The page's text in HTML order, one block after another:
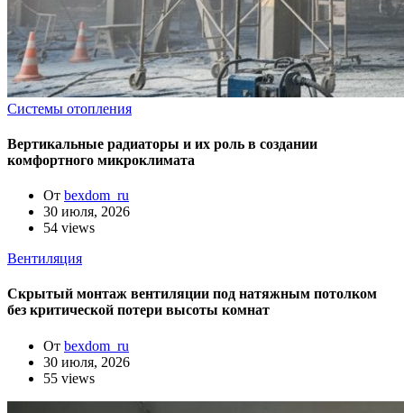
Системы отопления
Вертикальные радиаторы и их роль в создании
комфортного микроклимата
От bexdom_ru
30 июля, 2026
54 views
Вентиляция
Скрытый монтаж вентиляции под натяжным потолком
без критической потери высоты комнат
От bexdom_ru
30 июля, 2026
55 views